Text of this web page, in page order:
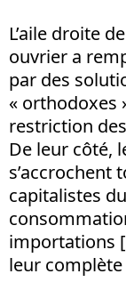
L’aile droite
ouvrier a
par des
« orthodoxes
restriction
De leur côté,
s’accrochent
capitalistes
importations [
leur